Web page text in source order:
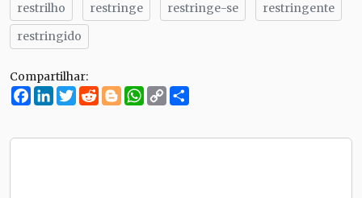
restrilho
restringe restringe-se
restringente
restringido
Compartilhar:
Facebook
LinkedIn
Twitter
RedditBloggerWhatsApp
Copy
Link